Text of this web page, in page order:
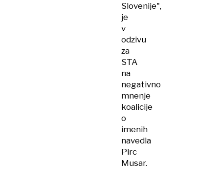
Slovenije",
je
v
odzivu
za
STA
na
negativno
mnenje
koalicije
o
imenih
navedla
Pirc
Musar.